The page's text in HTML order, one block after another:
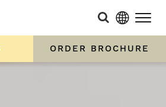
ORDER BROCHURE